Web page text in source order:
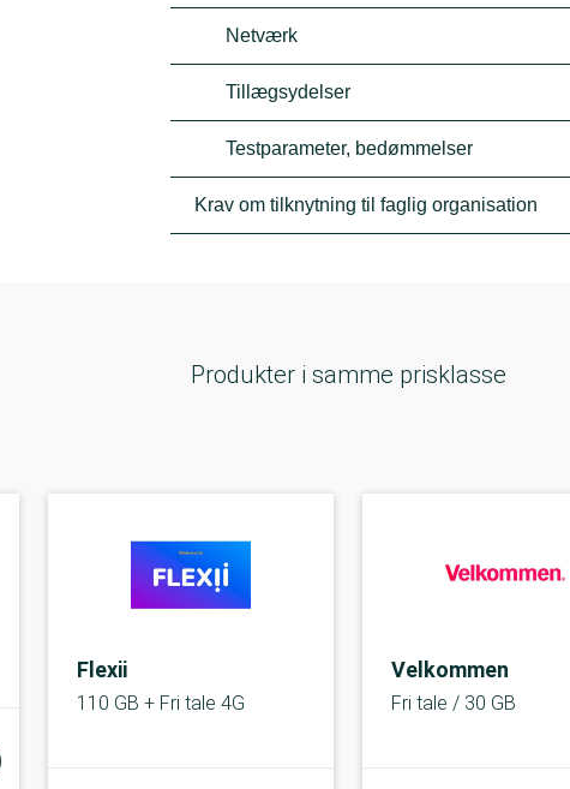
Netværk
Tillægsydelser
Testparameter, bedømmelser
Krav om tilknytning til faglig organisation
Produkter i samme prisklasse
Flexii
110 GB + Fri tale 4G
Velkommen
Fri tale / 30 GB